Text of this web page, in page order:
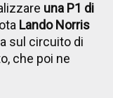
una P1 di
Lando Norris
sul circuito di
che poi ne